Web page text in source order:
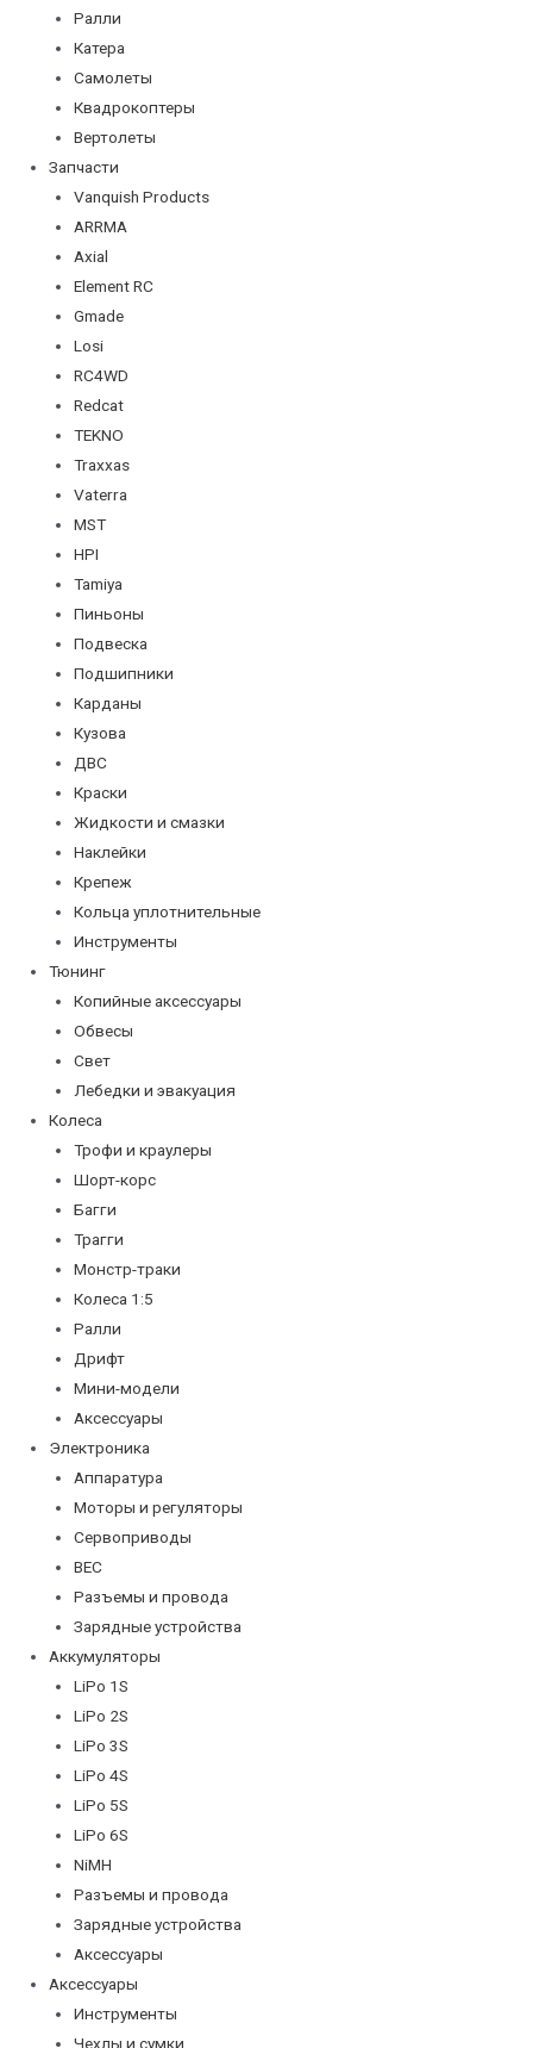
Ралли
Катера
Самолеты
Квадрокоптеры
Вертолеты
Запчасти
Vanquish Products
ARRMA
Axial
Element RC
Gmade
Losi
RC4WD
Redcat
TEKNO
Traxxas
Vaterra
MST
HPI
Tamiya
Пиньоны
Подвеска
Подшипники
Карданы
Кузова
ДВС
Краски
Жидкости и смазки
Наклейки
Крепеж
Кольца уплотнительные
Инструменты
Тюнинг
Копийные аксессуары
Обвесы
Свет
Лебедки и эвакуация
Колеса
Трофи и краулеры
Шорт-корс
Багги
Трагги
Монстр-траки
Колеса 1:5
Ралли
Дрифт
Мини-модели
Аксессуары
Электроника
Аппаратура
Моторы и регуляторы
Сервоприводы
BEC
Разъемы и провода
Зарядные устройства
Аккумуляторы
LiPo 1S
LiPo 2S
LiPo 3S
LiPo 4S
LiPo 5S
LiPo 6S
NiMH
Разъемы и провода
Зарядные устройства
Аксессуары
Аксессуары
Инструменты
Чехлы и сумки